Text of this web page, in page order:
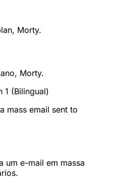
Morty.
Morty.
1 (Bilingual)
mass email sent to
um e-mail em massa